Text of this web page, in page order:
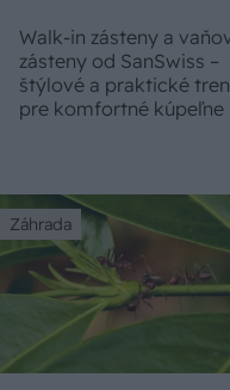
Walk-in zásteny a
zásteny od SanSwiss –
štýlové a praktické
pre komfortné kúpeľne
Záhrada